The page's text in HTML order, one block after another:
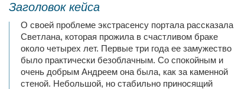
Заголовок кейса
О своей проблеме экстрасенсу портала рассказала
Светлана, которая прожила в счастливом браке
около четырех лет. Первые три года ее замужество
было практически безоблачным. Со спокойным и
очень добрым Андреем она была, как за каменной
стеной. Небольшой, но стабильно приносящий